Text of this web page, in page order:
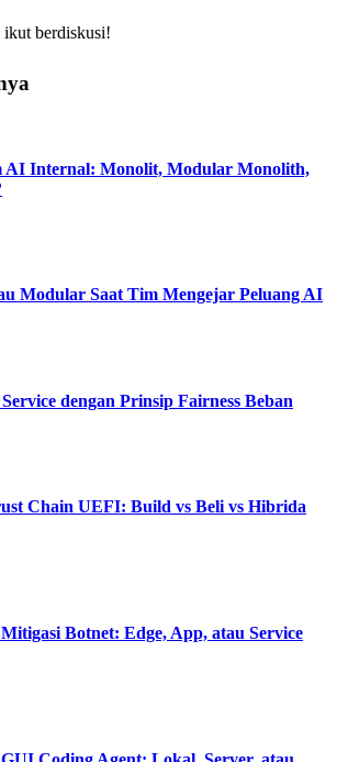
ikut berdiskusi!
AI Internal: Monolit, Modular Monolith,
Modular Saat Tim Mengejar Peluang AI
dengan Prinsip Fairness Beban
Chain UEFI: Build vs Beli vs Hibrida
Botnet: Edge, App, atau Service